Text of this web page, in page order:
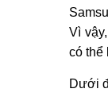
Vì
có thể
Dưới